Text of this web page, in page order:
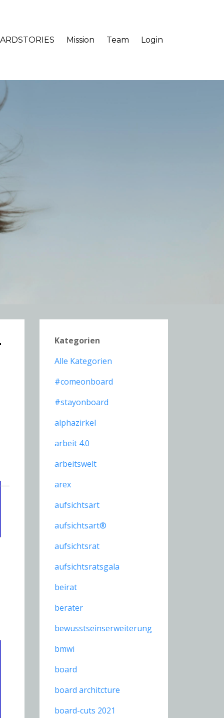
Mission Team Login
Kategorien
Alle Kategorien
#comeonboard
#stayonboard
alphazirkel
arbeit 4.0
arbeitswelt
arex
aufsichtsart
aufsichtsart®
aufsichtsrat
aufsichtsratsgala
beirat
berater
bewusstseinserweiterung
bmwi
board
board architcture
board-cuts 2021